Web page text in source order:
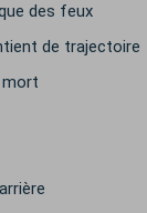
des feux
de trajectoire
mort